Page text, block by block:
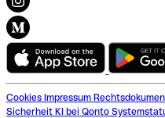
Cookies Impressum
Sicherheit KI bei Qonto